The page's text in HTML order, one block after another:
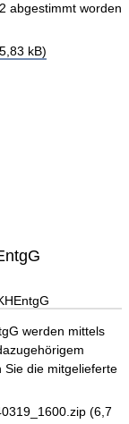
abgestimmt worden
kB)
werden mittels
Sie die mitgelieferte
(6,7